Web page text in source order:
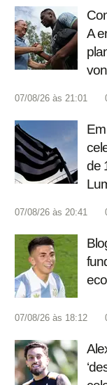
A
07/08/26 às 21:01
de
07/08/26 às 20:41
07/08/26 às 18:12